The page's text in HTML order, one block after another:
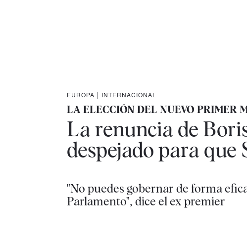
EUROPA | INTERNACIONAL
LA ELECCIÓN DEL NUEVO PRIMER
La renuncia de
despejado para que
"No puedes gobernar de forma
Parlamento", dice el ex premier